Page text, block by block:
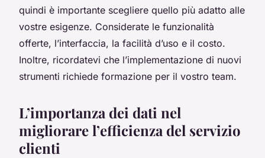
quindi è importante scegliere quello più adatto alle
vostre esigenze. Considerate le funzionalità
offerte, l’interfaccia, la facilità d’uso e il costo.
Inoltre, ricordatevi che l’implementazione di nuovi
strumenti richiede formazione per il vostro team.
L’importanza dei dati nel
migliorare l’efficienza del servizio
clienti